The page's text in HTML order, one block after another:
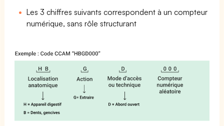
Les 3 chiffres suivants correspondent à un compteur
numérique, sans rôle structurant